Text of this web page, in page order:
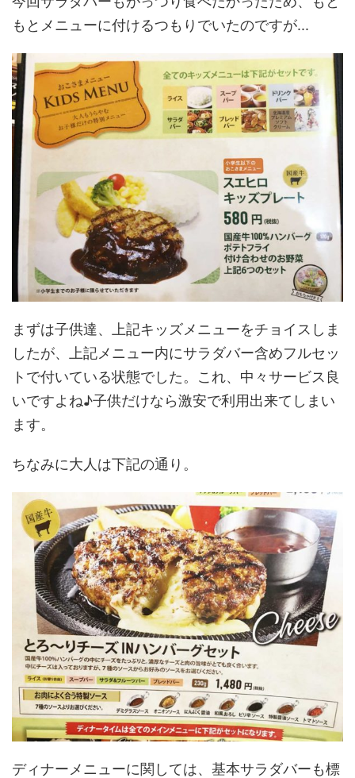
もとメニューに付けるつもりでいたのですが...
まずは子供達、上記キッズメニューをチョイスしま
したが、上記メニュー内にサラダバー含めフルセッ
トで付いている状態でした。これ、中々サービス良
いですよね♪子供だけなら激安で利用出来てしまい
ます。
ちなみに大人は下記の通り。
ディナーメニューに関しては、基本サラダバーも標